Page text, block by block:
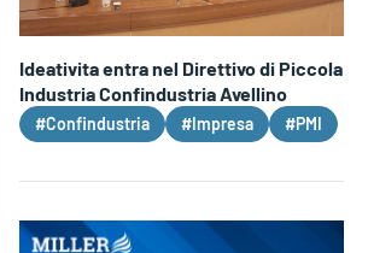
Ideativita entra nel Direttivo di Piccola
Industria Confindustria Avellino
#Confindustria #Impresa #PMI